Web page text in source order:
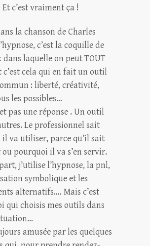
c’est vraiment ça !
la chanson de Charles
c’est la coquille de
dans laquelle on peut TOUT
c’est cela qui en fait un outil
: liberté, créativité,
les possibles…
pas une réponse . Un outil
Le professionnel sait
va utiliser, parce qu’il sait
pourquoi il va s’en servir.
j’utilise l’hypnose, la pnl,
symbolique et les
alternatifs…. Mais c’est
qui choisis mes outils dans
amusée par les quelques